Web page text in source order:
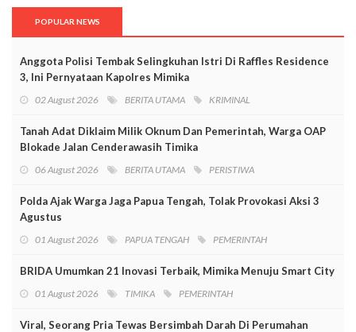
POPULAR NEWS
Anggota Polisi Tembak Selingkuhan Istri Di Raffles Residence
3, Ini Pernyataan Kapolres Mimika
02 August 2026 BERITA UTAMA KRIMINAL
Tanah Adat Diklaim Milik Oknum Dan Pemerintah, Warga OAP
Blokade Jalan Cenderawasih Timika
06 August 2026 BERITA UTAMA PERISTIWA
Polda Ajak Warga Jaga Papua Tengah, Tolak Provokasi Aksi 3
Agustus
01 August 2026 PAPUA TENGAH PEMERINTAH
BRIDA Umumkan 21 Inovasi Terbaik, Mimika Menuju Smart City
01 August 2026 TIMIKA PEMERINTAH
Viral, Seorang Pria Tewas Bersimbah Darah Di Perumahan